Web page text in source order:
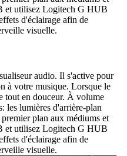
et utilisez Logitech G HUB
d'éclairage afin de
visuelle.
audio. Il s'active pour
à votre musique. Lorsque le
tout en douceur. À volume
les lumières d'arrière-plan
plan aux médiums et
et utilisez Logitech G HUB
d'éclairage afin de
visuelle.